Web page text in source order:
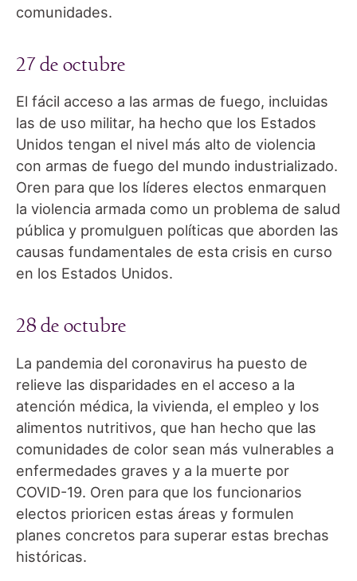
comunidades.
27 de octubre
El fácil acceso a las armas de fuego, incluidas
las de uso militar, ha hecho que los Estados
Unidos tengan el nivel más alto de violencia
con armas de fuego del mundo industrializado.
Oren para que los líderes electos enmarquen
la violencia armada como un problema de salud
pública y promulguen políticas que aborden las
causas fundamentales de esta crisis en curso
en los Estados Unidos.
28 de octubre
La pandemia del coronavirus ha puesto de
relieve las disparidades en el acceso a la
atención médica, la vivienda, el empleo y los
alimentos nutritivos, que han hecho que las
comunidades de color sean más vulnerables a
enfermedades graves y a la muerte por
COVID-19. Oren para que los funcionarios
electos prioricen estas áreas y formulen
planes concretos para superar estas brechas
históricas.